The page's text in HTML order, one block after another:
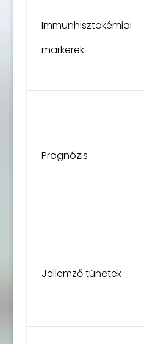
Immunhisztokémiai
markerek
Prognózis
Jellemző tünetek